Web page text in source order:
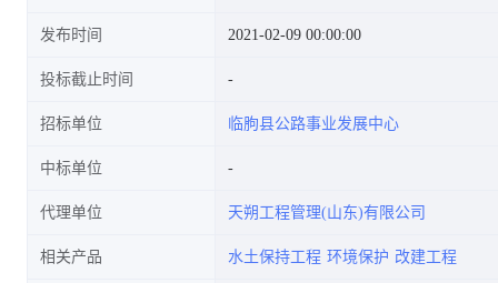
发布时间 2021-02-09 00:00:00
投标截止时间
招标单位 临朐县公路事业发展中心
中标单位
代理单位 天朔工程管理(山东)有限公司
相关产品 水土保持工程 环境保护 改建工程